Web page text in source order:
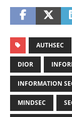
AUTHSEC
DIOR
INFORMATION
MINDSEC